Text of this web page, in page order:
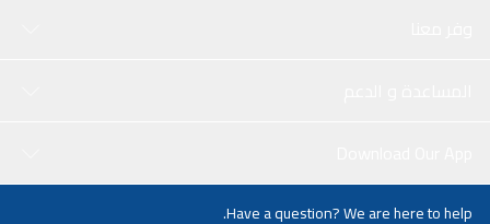
Have a question? We are here to help.